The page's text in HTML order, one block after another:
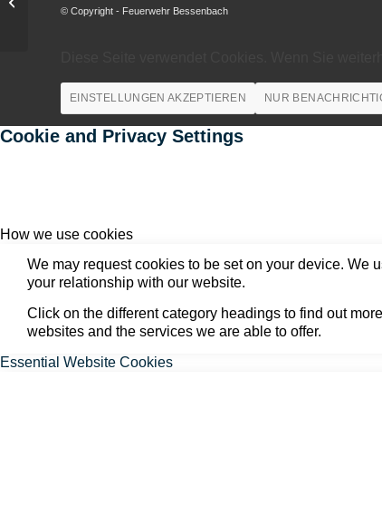
© Copyright - Feuerwehr Bessenbach
EINSTELLUNGEN AKZEPTIEREN NUR
Cookie and Privacy Settings
How we use cookies
We may request cookies to be set on your device. We
your relationship with our website.
Click on the different category headings to find out
websites and the services we are able to offer.
Essential Website Cookies